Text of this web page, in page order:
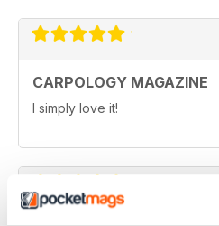
CARPOLOGY MAGAZINE
I simply love it!